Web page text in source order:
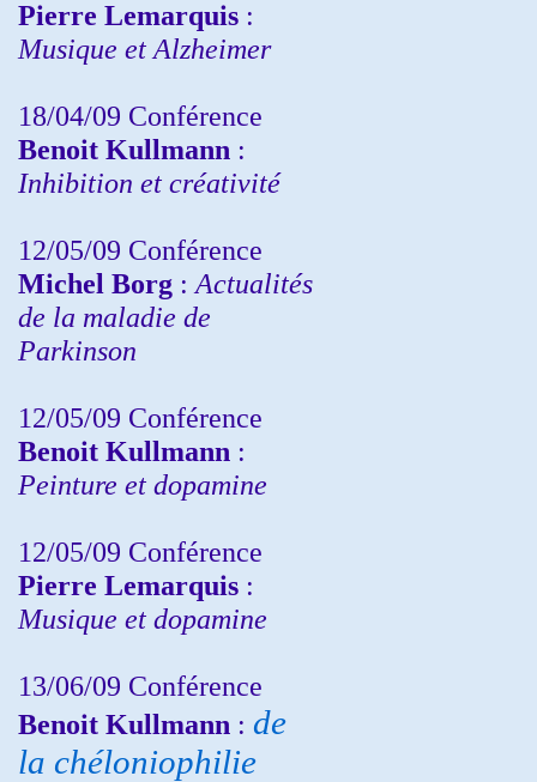
Pierre Lemarquis :
Musique et Alzheimer
18/04/09 Conférence
Benoit Kullmann :
Inhibition et créativité
12/05/09 Conférence
Michel Borg : Actualités
de la maladie de
Parkinson
12/05/09 Conférence
Benoit Kullmann :
Peinture et dopamine
12/05/09 Conférence
Pierre Lemarquis :
Musique et dopamine
13/06/09 Conférence
Benoit Kullmann : de
la chéloniophilie